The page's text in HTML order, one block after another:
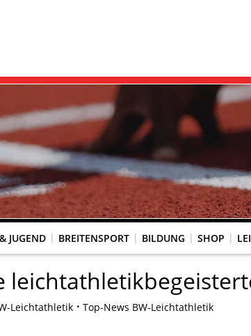
JUGEND BREITENSPORT BILDUNG SHOP
Leichtathletik Top-News BW-Leichtathletik